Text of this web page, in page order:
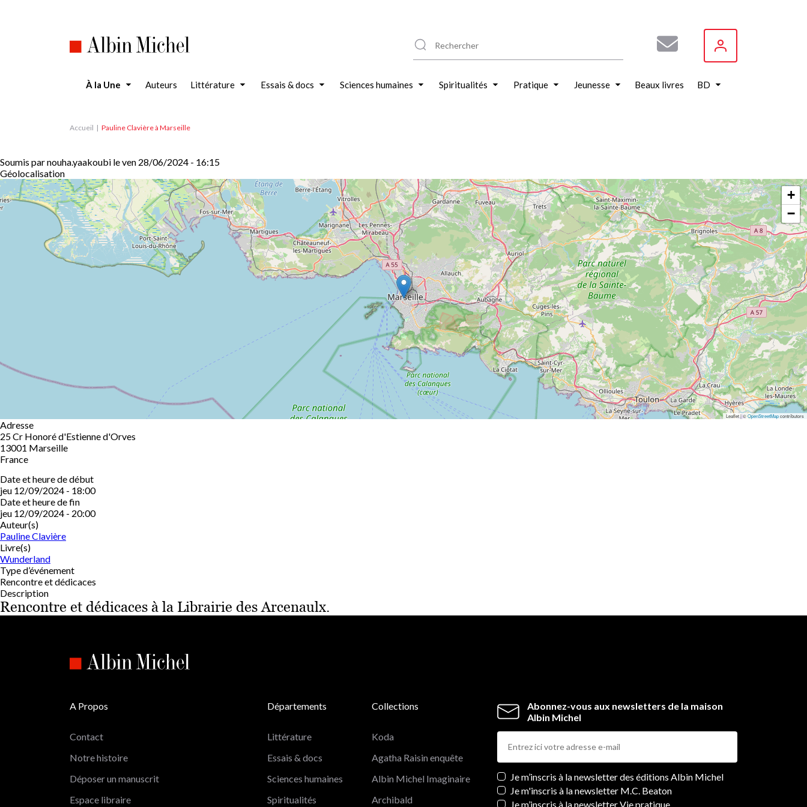
À la Une Auteurs Littérature Essais & docs Sciences humaines Spiritualités Pratique Jeunesse Beaux livres BD
Accueil Pauline Clavière à Marseille
Soumis parnouha.yaakoubi leven 28/06/2024 - 16:15
Géolocalisation
+
−
Leaflet | ©OpenStreetMapcontributors
Adresse
25 Cr Honoré d'Estienne d'Orves
13001 Marseille
France
Date et heure de début
jeu 12/09/2024 - 18:00
Date et heure de fin
jeu 12/09/2024 - 20:00
Auteur(s)
Pauline Clavière
Livre(s)
Wunderland
Type d’événement
Rencontre et dédicaces
Description
Rencontre et dédicaces à la Librairie des Arcenaulx.
Abonnez-vous aux newsletters de la maison
Albin Michel
Newsletters
Je m’inscris à la newsletter des éditions Albin Michel
Je m'inscris à la newsletter M.C. Beaton
Je m’inscris à la newsletter Vie pratique
A Propos
Contact
Notre histoire
Déposer un manuscrit
Espace libraire
Départements
Littérature
Essais & docs
Sciences humaines
Spiritualités
Collections
Koda
Agatha Raisin enquête
Albin Michel Imaginaire
Archibald